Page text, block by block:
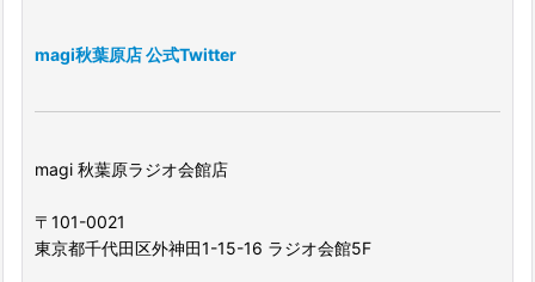
magi秋葉原店 公式Twitter
magi 秋葉原ラジオ会館店
〒101-0021
東京都千代田区外神田1-15-16 ラジオ会館5F